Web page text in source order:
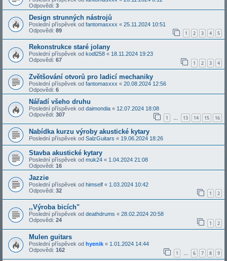
Odpovědi: 3
Design strunných nástrojů
Poslední příspěvek od fantomasxxx « 25.11.2024 10:51
Odpovědi: 89 1 2 3 4 5
Rekonstrukce staré jolany
Poslední příspěvek od kodl258 « 18.11.2024 19:23
Odpovědi: 67 1 2 3 4
Zvětšování otvorů pro ladicí mechaniky
Poslední příspěvek od fantomasxxx « 20.08.2024 12:56
Odpovědi: 6
Nářadí všeho druhu
Poslední příspěvek od daimondia « 12.07.2024 18:08
Odpovědi: 307 1 … 13 14 15 16
Nabídka kurzu výroby akustické kytary
Poslední příspěvek od SalzGuitars « 19.06.2024 18:26
Stavba akustické kytary
Poslední příspěvek od muk24 « 1.04.2024 21:08
Odpovědi: 16
Jazzie
Poslední příspěvek od himself « 1.03.2024 10:42
Odpovědi: 32 1 2
,,Výroba bicích"
Poslední příspěvek od deathdrums « 28.02.2024 20:58
Odpovědi: 24 1 2
Mulen guitars
Poslední příspěvek od hyenik « 1.01.2024 14:44
Odpovědi: 162 1 … 6 7 8 9